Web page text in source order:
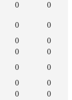
0 0
0
0
0
0
0
0
0
0
0
0
0
0